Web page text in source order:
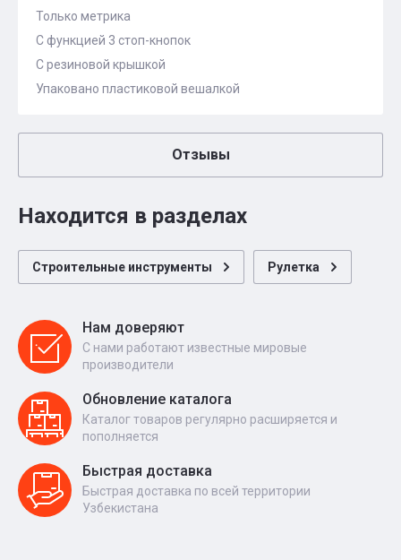
Только метрика
С функцией 3 стоп-кнопок
С резиновой крышкой
Упаковано пластиковой вешалкой
Отзывы
Находится в разделах
Строительные инструменты Рулетка
Нам доверяют
С нами работают известные мировые
производители
Обновление каталога
Каталог товаров регулярно расширяется и
пополняется
Быстрая доставка
Быстрая доставка по всей территории
Узбекистана